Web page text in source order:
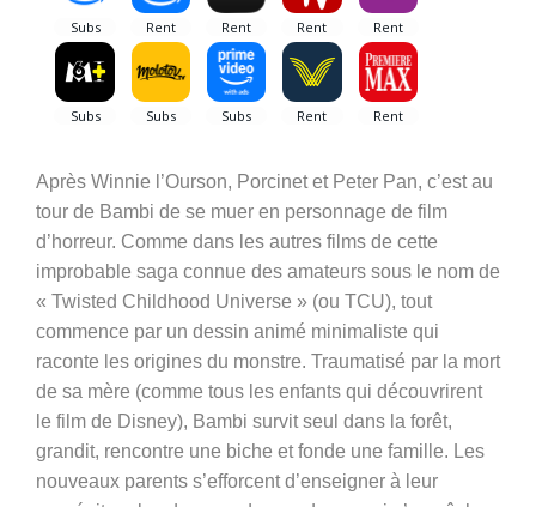
Après Winnie l’Ourson, Porcinet et Peter Pan, c’est au
tour de Bambi de se muer en personnage de film
d’horreur. Comme dans les autres films de cette
improbable saga connue des amateurs sous le nom de
« Twisted Childhood Universe » (ou TCU), tout
commence par un dessin animé minimaliste qui
raconte les origines du monstre. Traumatisé par la mort
de sa mère (comme tous les enfants qui découvrirent
le film de Disney), Bambi survit seul dans la forêt,
grandit, rencontre une biche et fonde une famille. Les
nouveaux parents s’efforcent d’enseigner à leur